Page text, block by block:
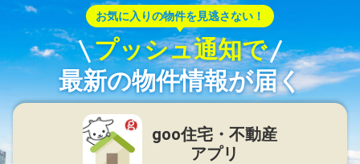
お気に入りの物件を見逃さない！
プッシュ通知で
最新の物件情報が届く
goo住宅・不動産
アプリ